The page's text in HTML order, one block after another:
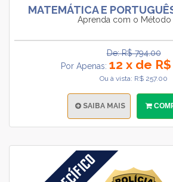
MATEMÁTICA E
Aprenda com o Método
De: R$ 794.00
Por Apenas: 12 x de
Ou à vista: R$ 257.00
SAIBA MAIS